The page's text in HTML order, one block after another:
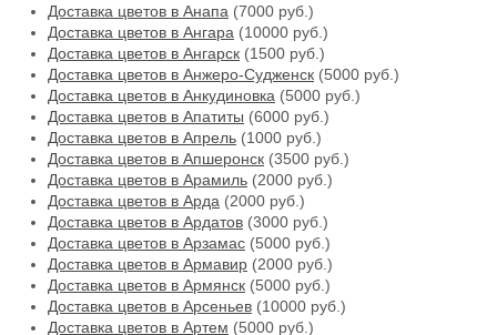
Доставка цветов в Анапа (7000 руб.)
Доставка цветов в Ангара (10000 руб.)
Доставка цветов в Ангарск (1500 руб.)
Доставка цветов в Анжеро-Судженск (5000 руб.)
Доставка цветов в Анкудиновка (5000 руб.)
Доставка цветов в Апатиты (6000 руб.)
Доставка цветов в Апрель (1000 руб.)
Доставка цветов в Апшеронск (3500 руб.)
Доставка цветов в Арамиль (2000 руб.)
Доставка цветов в Арда (2000 руб.)
Доставка цветов в Ардатов (3000 руб.)
Доставка цветов в Арзамас (5000 руб.)
Доставка цветов в Армавир (2000 руб.)
Доставка цветов в Армянск (5000 руб.)
Доставка цветов в Арсеньев (10000 руб.)
Доставка цветов в Артем (5000 руб.)